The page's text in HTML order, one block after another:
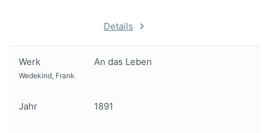
Details
Werk An das Leben
Wedekind, Frank
Jahr 1891